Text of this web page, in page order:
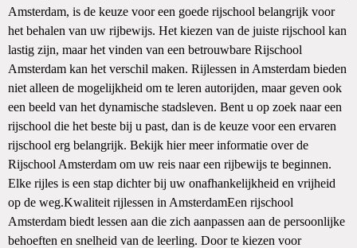
Amsterdam, is de keuze voor een goede rijschool belangrijk voor
het behalen van uw rijbewijs. Het kiezen van de juiste rijschool kan
lastig zijn, maar het vinden van een betrouwbare Rijschool
Amsterdam kan het verschil maken. Rijlessen in Amsterdam bieden
niet alleen de mogelijkheid om te leren autorijden, maar geven ook
een beeld van het dynamische stadsleven. Bent u op zoek naar een
rijschool die het beste bij u past, dan is de keuze voor een ervaren
rijschool erg belangrijk. Bekijk hier meer informatie over de
Rijschool Amsterdam om uw reis naar een rijbewijs te beginnen.
Elke rijles is een stap dichter bij uw onafhankelijkheid en vrijheid
op de weg.Kwaliteit rijlessen in AmsterdamEen rijschool
Amsterdam biedt lessen aan die zich aanpassen aan de persoonlijke
behoeften en snelheid van de leerling. Door te kiezen voor